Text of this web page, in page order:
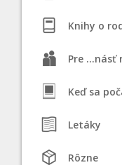
Pre ...násť
Keď sa
Letáky
Rôzne